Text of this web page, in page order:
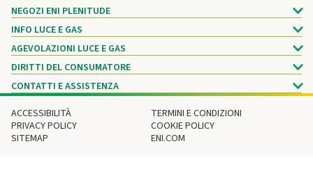
NEGOZI ENI PLENITUDE
INFO LUCE E GAS
AGEVOLAZIONI LUCE E GAS
DIRITTI DEL CONSUMATORE
CONTATTI E ASSISTENZA
ACCESSIBILITÀ
TERMINI E CONDIZIONI
PRIVACY POLICY
COOKIE POLICY
SITEMAP
ENI.COM